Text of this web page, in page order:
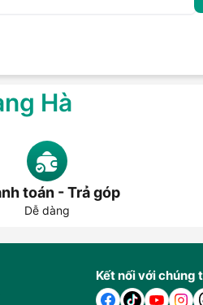
Hà
toán - Trả góp
Dễ dàng
Kết nối với chúng